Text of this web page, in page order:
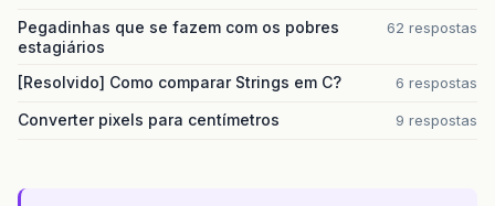
Pegadinhas que se fazem com os pobres
estagiários
62 respostas
[Resolvido] Como comparar Strings em C? 6 respostas
Converter pixels para centímetros 9 respostas